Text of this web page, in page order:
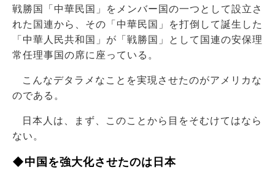
戦勝国「中華民国」をメンバー国の一つとして設立さ
れた国連から、その「中華民国」を打倒して誕生した
「中華人民共和国」が「戦勝国」として国連の安保理
常任理事国の席に座っている。
こんなデタラメなことを実現させたのがアメリカな
のである。
日本人は、まず、このことから目をそむけてはなら
ない。
◆中国を強大化させたのは日本